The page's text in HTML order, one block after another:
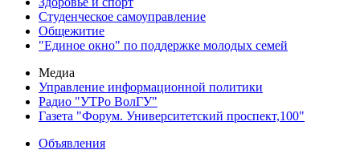
Студенческое самоуправление
Общежитие
"Единое окно" по поддержке молодых семей
Медиа
Управление информационной политики
Радио "УТРо ВолГУ"
Газета "Форум. Университетский проспект,100"
Объявления